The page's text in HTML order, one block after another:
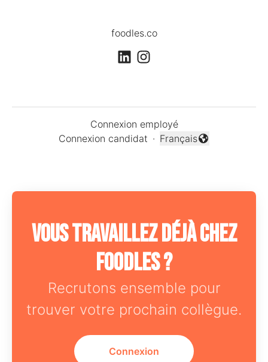
foodles.co
Connexion employé
Connexion candidat ·
Changer la langue
Français
Vous travaillez déjà chez
Foodles ?
Recrutons ensemble pour
trouver votre prochain collègue.
Connexion